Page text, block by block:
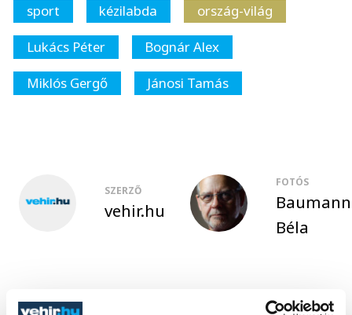
sport kézilabda
ország-világ
Lukács Péter
Bognár Alex
Miklós Gergő
Jánosi Tamás
SZERZŐ
vehir.hu
FOTÓS
Baumann
Béla